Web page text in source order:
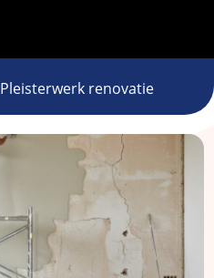
Pleisterwerk renovatie